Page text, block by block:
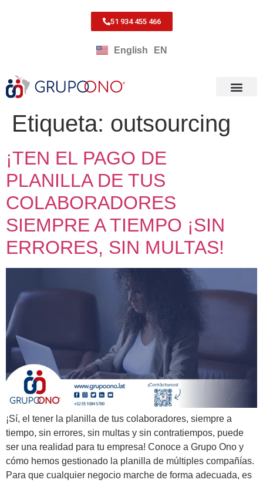
51 934 455 466
English EN
Etiqueta: outsourcing
¡TEN EL PAGO DE
PLANILLA DE TUS
COLABORADORES
SIEMPRE A TIEMPO ¡SIN
ERRORES, SIN MULTAS!
¡Sí, el tener la planilla de tus colaboradores, siempre a
tiempo, sin errores, sin multas y sin contratiempos, puede
ser una realidad para tu empresa! Conoce a Grupo Ono y
cómo hemos gestionado la planilla de múltiples compañías.
Para que cualquier negocio marche de forma adecuada, es